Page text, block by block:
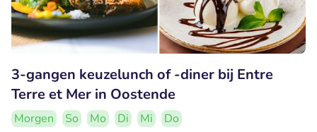
3-gangen keuzelunch of -diner bij Entre
Terre et Mer in Oostende
Morgen So Mo Di Mi
Do